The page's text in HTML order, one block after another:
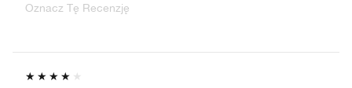
Oznacz Tę Recenzję